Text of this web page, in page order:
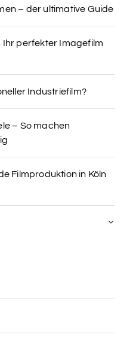
– der ultimative Guide
Ihr perfekter Imagefilm
Industriefilm?
– So machen
Filmproduktion in Köln